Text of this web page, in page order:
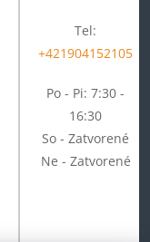
Tel:
+421904152105
Po - Pi: 7:30 -
16:30
So - Zatvorené
Ne - Zatvorené